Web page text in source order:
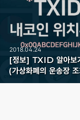
2018.04.24
[정보] TXID 알아보
(가상화폐의 운송장